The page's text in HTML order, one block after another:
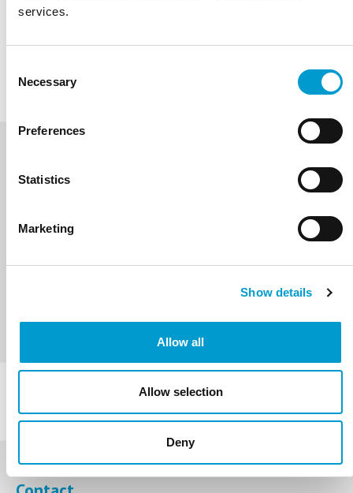
services.
Selection
Necessary
Preferences
Statistics
Marketing
Show details
Allow all
Allow selection
Deny
Stel een vraag
BESCHRIJVING SPECIFICATIES
Armsteun met extra kantelverstelling (alleen